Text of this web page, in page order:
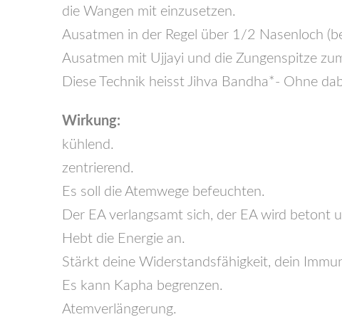
die Wangen mit einzusetzen.
Ausatmen in der Regel über 1/2 Nasenloch
Ausatmen mit Ujjayi und die Zungenspitze
Diese Technik heisst Jihva Bandha*- Ohne
Wirkung:
kühlend.
zentrierend.
Es soll die Atemwege befeuchten.
Der EA verlangsamt sich, der EA wird betont
Hebt die Energie an.
Stärkt deine Widerstandsfähigkeit, dein
Es kann Kapha begrenzen.
Atemverlängerung.